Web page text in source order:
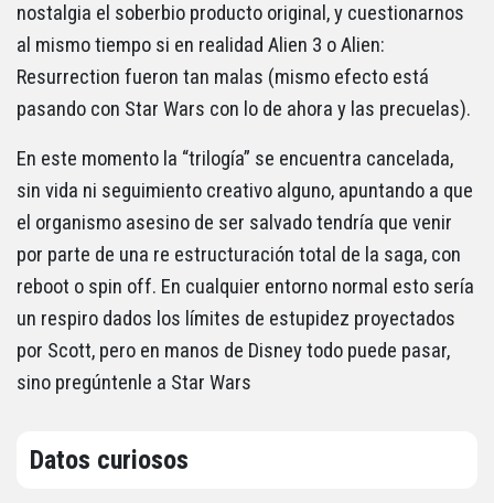
nostalgia el soberbio producto original, y cuestionarnos
al mismo tiempo si en realidad Alien 3 o Alien:
Resurrection fueron tan malas (mismo efecto está
pasando con Star Wars con lo de ahora y las precuelas).
En este momento la “trilogía” se encuentra cancelada,
sin vida ni seguimiento creativo alguno, apuntando a que
el organismo asesino de ser salvado tendría que venir
por parte de una re estructuración total de la saga, con
reboot o spin off. En cualquier entorno normal esto sería
un respiro dados los límites de estupidez proyectados
por Scott, pero en manos de Disney todo puede pasar,
sino pregúntenle a Star Wars
Datos curiosos